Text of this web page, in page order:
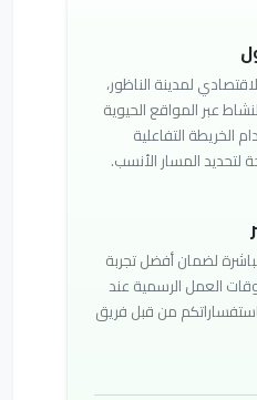
لمدينة الناظور،
عبر المواقع الحيوية
الخريطة التفاعلية
المسار الأنسب.
لضمان أفضل تجربة
العمل الرسمية عند
من قبل فريق